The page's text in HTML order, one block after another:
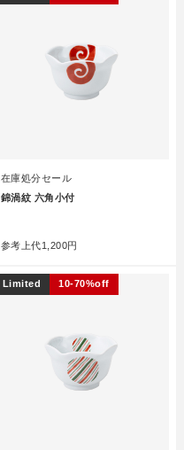
在庫処分セール
錦渦紋 六角小付
参考上代1,200円
Limited 10-70%off